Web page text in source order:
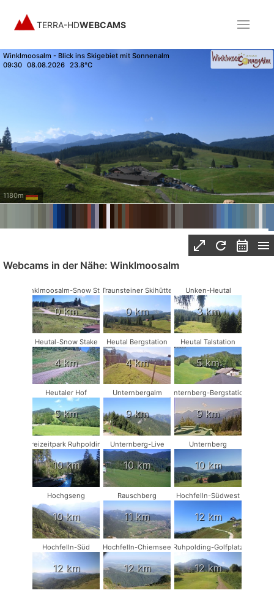
TERRA-HDWEBCAMS
Winklmoosalm - Blick ins Skigebiet mit Sonnenalm
09:30 08.08.2026 23.8°C
1180m
Webcams in der Nähe: Winklmoosalm
Winklmoosalm-Snow Stake
0 km
Traunsteiner Skihütte
0 km
Unken-Heutal
3 km
Heutal-Snow Stake
4 km
Heutal Bergstation
4 km
Heutal Talstation
5 km
Heutaler Hof
5 km
Unternbergalm
9 km
Unternberg-Bergstation
9 km
Freizeitpark Ruhpolding
10 km
Unternberg-Live
10 km
Unternberg
10 km
Hochgseng
10 km
Rauschberg
11 km
Hochfelln-Südwest
12 km
Hochfelln-Süd
12 km
Hochfelln-Chiemsee
12 km
Ruhpolding-Golfplatz
12 km